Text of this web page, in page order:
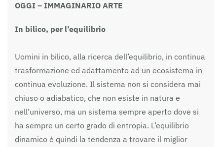
OGGI – IMMAGINARIO ARTE
In bilico, per l’equilibrio
Uomini in bilico, alla ricerca dell’equilibrio, in continua
trasformazione ed adattamento ad un ecosistema in
continua evoluzione. Il sistema non si considera mai
chiuso o adiabatico, che non esiste in natura e
nell’universo, ma un sistema sempre aperto dove si
ha sempre un certo grado di entropia. L’equilibrio
dinamico è quindi la tendenza a trovare il miglior